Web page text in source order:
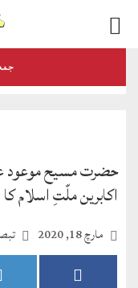
و
ڈائجسٹ
انٹرنیشنل
حضرت مسیح موعود
اکابرین ملّتِ اسلام کا
مارچ 18, 2020